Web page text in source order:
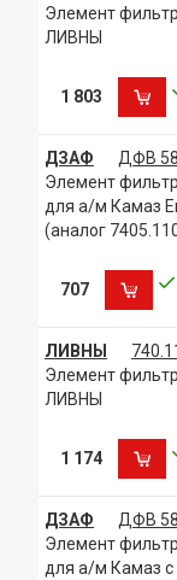
Элемент
ЛИВНЫ
1 803
ДЗАФ
ДФВ
Элемент
для а/м Камаз
(аналог
707
ЛИВНЫ
Элемент
ЛИВНЫ
1 174
ДЗАФ
ДФВ
Элемент
для а/м Камаз